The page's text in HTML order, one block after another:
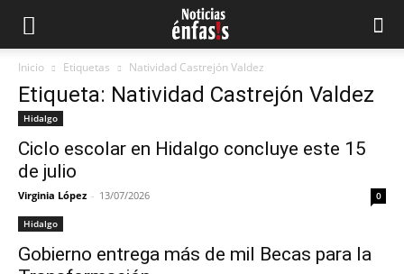
Inicio Etiquetas Natividad Castrejón Valdez
Etiqueta: Natividad Castrejón Valdez
Hidalgo
Ciclo escolar en Hidalgo concluye este 15
de julio
Virginia López - 13/07/2026 0
Hidalgo
Gobierno entrega más de mil Becas para la